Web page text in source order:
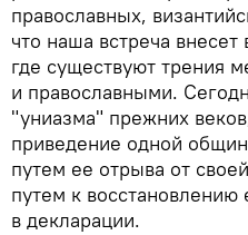
православных,
что наша встреча
где существуют трения
и православными.
"униазма" прежних
приведение одной
путем ее отрыва от
путем к восстановлению
в декларации.